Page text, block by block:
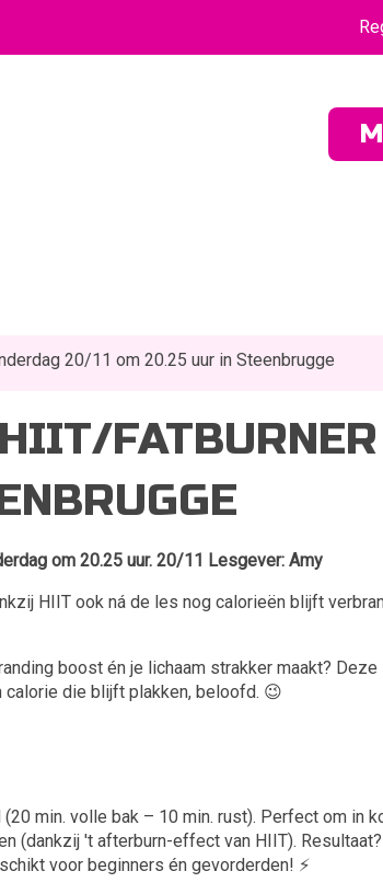
20/11 om 20.25 uur in Steenbrugge
FATBURNER
om 20.25 uur. 20/11 Lesgever: Amy
HIIT ook ná de les nog calorieën blijft
boost én je lichaam strakker maakt? Deze
calorie die blijft plakken, beloofd. 😉
min. volle bak – 10 min. rust). Perfect om in
(dankzij 't afterburn-effect van HIIT).
voor beginners én gevorderden! ⚡️